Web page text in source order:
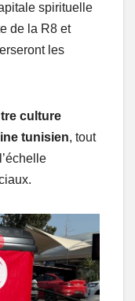
spirituelle
de la R8 et
les
culture
tunisien, tout